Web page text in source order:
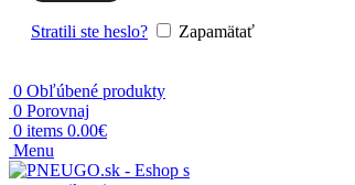
Stratili ste heslo? Zapamätať
0 Obľúbené produkty
0 Porovnaj
0 items 0.00€
Menu